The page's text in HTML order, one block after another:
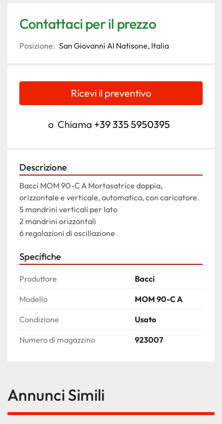
Contattaci per il prezzo
Posizione: San Giovanni Al Natisone, Italia
Ricevi il preventivo
o Chiama +39 335 5950395
Descrizione
Bacci MOM 90-C A Mortasatrice doppia,
orizzontale e verticale, automatica, con caricatore.
5 mandrini verticali per lato
2 mandrini orizzontali
6 regolazioni di oscillazione
Specifiche
Produttore Bacci
Modello MOM 90-C A
Condizione Usato
Numero di magazzino 923007
Annunci Simili